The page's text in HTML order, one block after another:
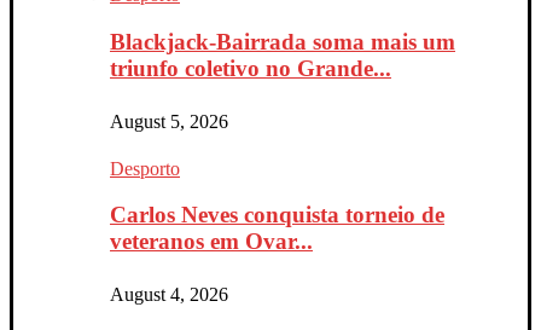
Blackjack-Bairrada soma mais um
triunfo coletivo no Grande...
August 5, 2026
Desporto
Carlos Neves conquista torneio de
veteranos em Ovar...
August 4, 2026